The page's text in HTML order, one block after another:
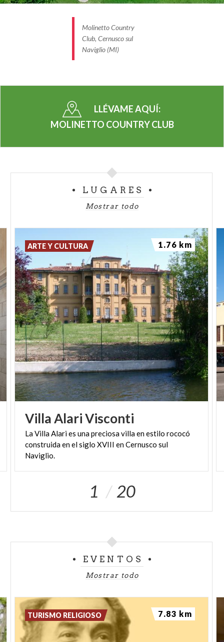
Molinetto Country
Club, Cernusco sul
Naviglio (MI)
LLÉVAME AQUÍ:
MOLINETTO COUNTRY CLUB
LUGARES
Mostrar todo
VillaAlariVisconti
La Villa Alari es una preciosa villa en estilo rococó
construida en el siglo XVIII en Cernusco sul
Naviglio.
ARTE Y CULTURA 1.76 km
1 20
EVENTOS
Mostrar todo
TURISMO RELIGIOSO 7.83 km